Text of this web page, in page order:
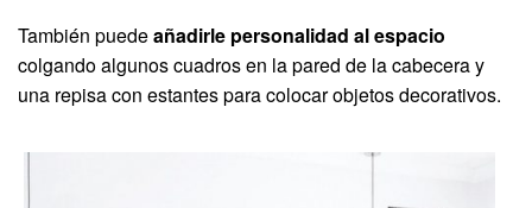
También puedeañadirle personalidad al espacio
colgando algunos cuadros en la pared de la cabecera y
una repisa con estantes para colocar objetos decorativos.